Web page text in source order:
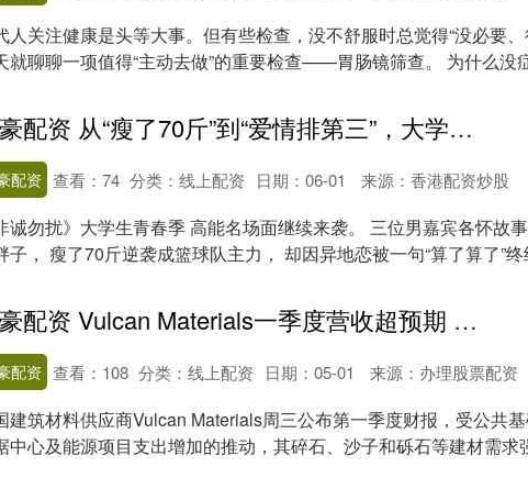
人关注健康是头等大事。但有些检查，没不舒服时总觉得“没必要、
就聊聊一项值得“主动去做”的重要检查——胃肠镜筛查。 为什么没
鼎豪配资 从“瘦了70斤”到“爱情排第三”，大学生青春季的男生们这样追爱！
配资 日期：06-01 来源：香港配资炒股
查看： 74 分类： 线上配资
诚勿扰》大学生青春季 高能名场面继续来袭。 三位男嘉宾各怀故
子， 瘦了70斤逆袭成篮球队主力， 却因异地恋被一句“算了算了”
鼎豪配资 Vulcan Materials一季度营收超预期 因建材需求强劲
配资 日期：05-01 来源：办理股票配资
查看： 108 分类： 线上配资
建筑材料供应商Vulcan Materials周三公布第一季度财报，受公共基
中心及能源项目支出增加的推动，其碎石、沙子和砾石等建材需求